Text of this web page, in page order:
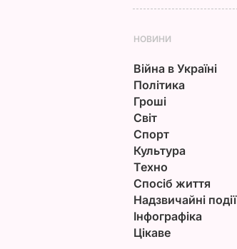
НОВИНИ
Війна в Україні
Політика
Гроші
Світ
Спорт
Культура
Техно
Спосіб життя
Надзвичайні події
Інфографіка
Цікаве